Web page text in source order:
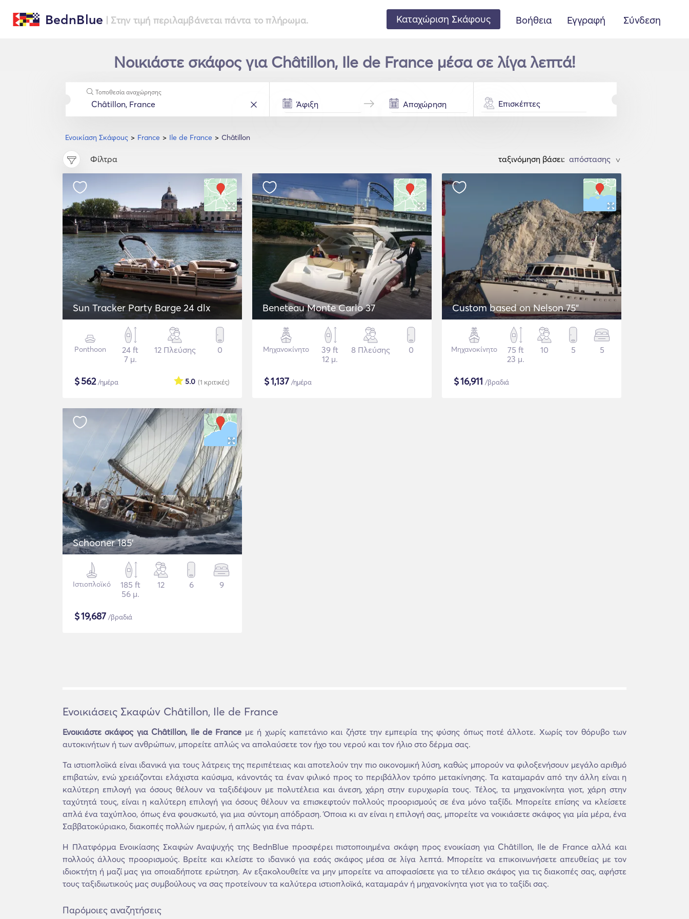
BednBlue | Στην τιμή περιλαμβάνεται πάντα το πλήρωμα. Καταχώριση Σκάφους Βοήθεια Εγγραφή Σύνδεση
Νοικιάστε σκάφος για Châtillon, Ile de France μέσα σε λίγα λεπτά!
Ενοικίαση Σκάφοuς France Ile de France Châtillon
Τοποθεσία αναχώρησης
Επισκέπτες
Φίλτρα ταξινόμηση βάσει: >
Sun Tracker Party Barge 24 dlx
Ponthoon
24 ft
7 μ.
12 Πλεύσης 0
$562/ημέρα (1 κριτικές)
5.0
Beneteau Monte Carlo 37
Μηχανοκίνητο
39 ft
12 μ.
8 Πλεύσης 0
$1,137 /ημέρα
Custom based on Nelson 75"
Μηχανοκίνητο
75 ft
23 μ.
10 5 5
$16,911 /βραδιά
Schooner 185'
Ιστιοπλοϊκό
185 ft
56 μ.
12 6 9
$19,687 /βραδιά
Ενοικιάσεις Σκαφών Châtillon, Ile de France
Ενοικιάστε σκάφος για Châtillon, Ile de France με ή χωρίς καπετάνιο και ζήστε την εμπειρία της φύσης όπως ποτέ άλλοτε. Χωρίς τον θόρυβο των
αυτοκινήτων ή των ανθρώπων, μπορείτε απλώς να απολαύσετε τον ήχο του νερού και τον ήλιο στο δέρμα σας.
Τα ιστιοπλοϊκά είναι ιδανικά για τους λάτρεις της περιπέτειας και αποτελούν την πιο οικονομική λύση, καθώς μπορούν να φιλοξενήσουν μεγάλο αριθμό
επιβατών, ενώ χρειάζονται ελάχιστα καύσιμα, κάνοντάς τα έναν φιλικό προς το περιβάλλον τρόπο μετακίνησης. Τα καταμαράν από την άλλη είναι η
καλύτερη επιλογή για όσους θέλουν να ταξιδέψουν με πολυτέλεια και άνεση, χάρη στην ευρυχωρία τους. Τέλος, τα μηχανοκίνητα γιοτ, χάρη στην
ταχύτητά τους, είναι η καλύτερη επιλογή για όσους θέλουν να επισκεφτούν πολλούς προορισμούς σε ένα μόνο ταξίδι. Μπορείτε επίσης να κλείσετε
απλά ένα ταχύπλοο, όπως ένα φουσκωτό, για μια σύντομη απόδραση. Όποια κι αν είναι η επιλογή σας, μπορείτε να νοικιάσετε σκάφος για μία μέρα, ένα
Σαββατοκύριακο, διακοπές πολλών ημερών, ή απλώς για ένα πάρτι.
Η Πλατφόρμα Ενοικίασης Σκαφών Αναψυχής της BednBlue προσφέρει πιστοποιημένα σκάφη προς ενοικίαση για Châtillon, Ile de France αλλά και
πολλούς άλλους προορισμούς. Βρείτε και κλείστε το ιδανικό για εσάς σκάφος μέσα σε λίγα λεπτά. Μπορείτε να επικοινωνήσετε απευθείας με τον
ιδιοκτήτη ή μαζί μας για οποιαδήποτε ερώτηση. Αν εξακολουθείτε να μην μπορείτε να αποφασίσετε για το τέλειο σκάφος για τις διακοπές σας, αφήστε
τους ταξιδιωτικούς μας συμβούλους να σας προτείνουν τα καλύτερα ιστιοπλοϊκά, καταμαράν ή μηχανοκίνητα γιοτ για το ταξίδι σας.
Παρόμοιες αναζητήσεις